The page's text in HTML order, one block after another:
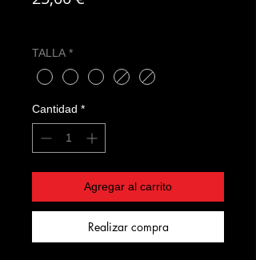
TALLA *
Cantidad *
Agregar al carrito
Realizar compra